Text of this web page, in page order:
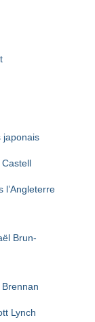
japonais
l’Angleterre
Brun-
Lynch